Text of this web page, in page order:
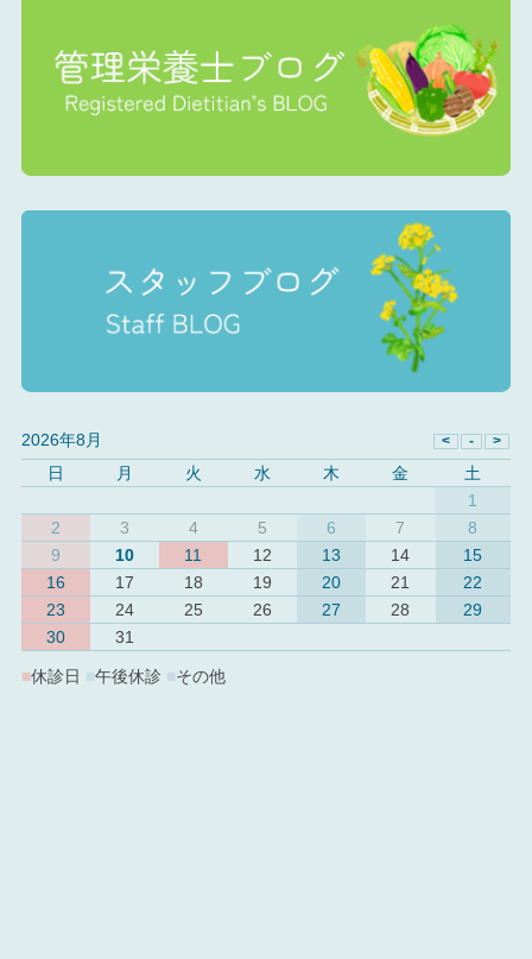
2026年8月
日
月 火 水 木 金
土
1
2
3 4 5 6 7
8
9
10 11 12 13 14
15
16
17 18 19 20 21
22
23
24 25 26 27 28
29
30
31
■休診日 ■午後休診 その他